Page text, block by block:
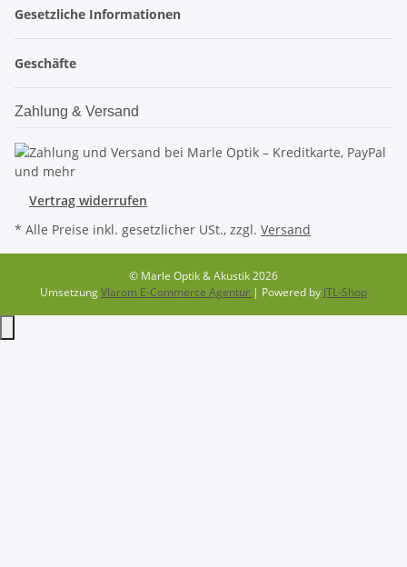
Gesetzliche Informationen
Geschäfte
Zahlung & Versand
Vertrag widerrufen
* Alle Preise inkl. gesetzlicher USt., zzgl. Versand
© Marle Optik & Akustik 2026
UmsetzungVlarom E-Commerce Agentur | Powered by JTL-Shop